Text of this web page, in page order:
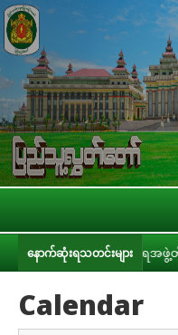
နောက်ဆုံးရသတင်းများ
ေသကြီး/ပြည်နယ် အစိုးရအဖွဲ့တို့နှ
Calendar